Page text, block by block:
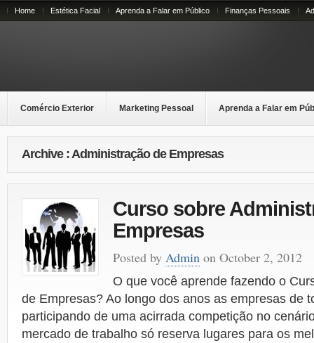
Home Estética Facial Aprenda a Falar em Público Finanças Pessoais
Comércio Exterior Marketing Pessoal Aprenda a Falar em
Archive : Administração de Empresas
Curso sobre
Empresas
Posted by Admin on October 2, 2012
O que você aprende fazendo o
de Empresas? Ao longo dos anos as empresas de
participando de uma acirrada competição no
mercado de trabalho só reserva lugares para os